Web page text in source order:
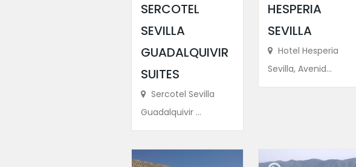
SERCOTEL
SEVILLA
GUADALQUIVIR
SUITES
Sercotel Sevilla
Guadalquivir ...
HESPERIA
SEVILLA
Hotel Hesperia
Sevilla, Avenid...